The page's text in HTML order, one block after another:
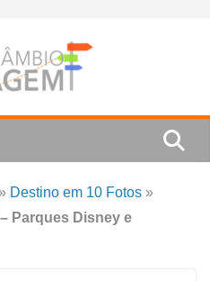
» Destino em 10 Fotos »
Parques Disney e